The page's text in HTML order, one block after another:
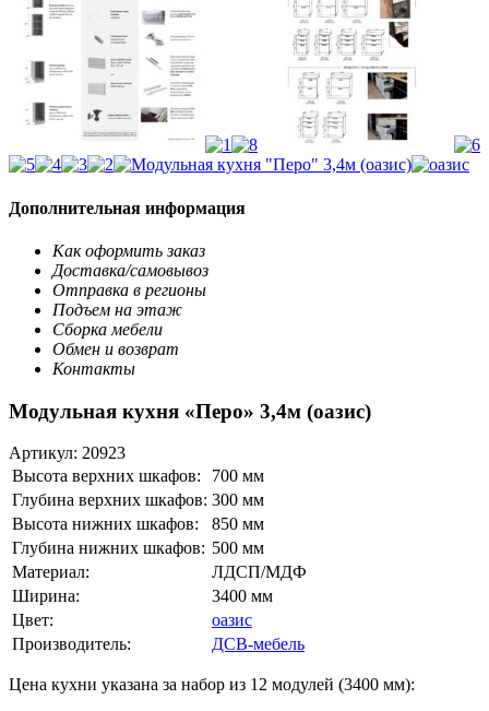
Дополнительная информация
Как оформить заказ
Доставка/самовывоз
Отправка в регионы
Подъем на этаж
Сборка мебели
Обмен и возврат
Контакты
Модульная кухня «Перо» 3,4м (оазис)
Артикул: 20923
Высота верхних шкафов:
700 мм
Глубина верхних шкафов: 300 мм
Высота нижних шкафов:
850 мм
Глубина нижних шкафов: 500 мм
Материал:
ЛДСП/МДФ
Ширина:
3400 мм
Цвет:
оазис
Производитель:
ДСВ-мебель
Цена кухни указана за набор из 12 модулей (3400 мм):